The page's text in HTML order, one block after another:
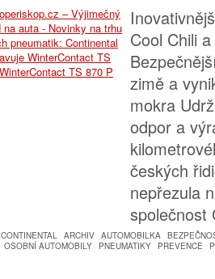
Cool Chili
zimě a
mokra
odpor a
českých
nepřezula
CONTINENTAL ARCHIV AUTOMOBILKA
OSOBNÍ AUTOMOBILY
PNEUMATIKY PREVENCE